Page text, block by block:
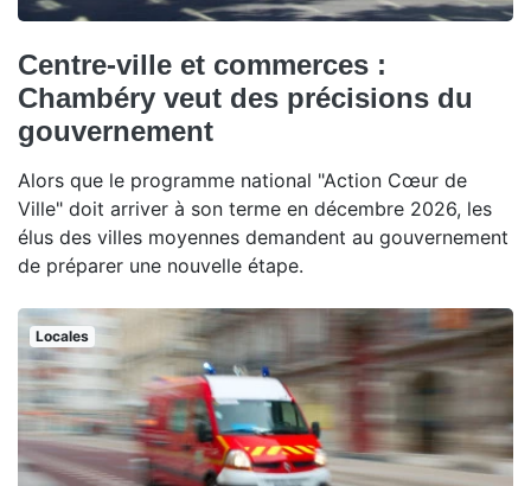
Centre-ville et commerces :
Chambéry veut des précisions du
gouvernement
Alors que le programme national "Action Cœur de
Ville" doit arriver à son terme en décembre 2026, les
élus des villes moyennes demandent au gouvernement
de préparer une nouvelle étape.
Locales